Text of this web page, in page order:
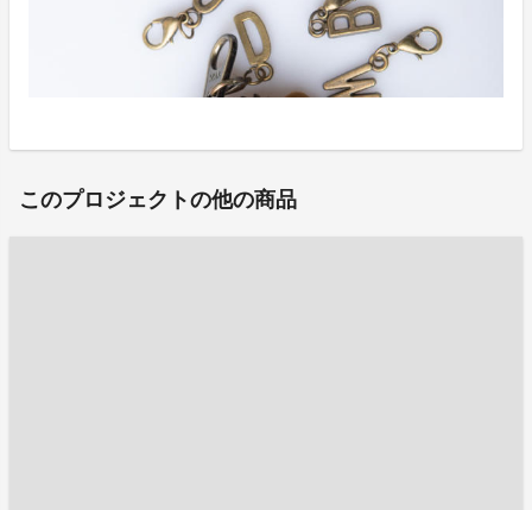
このプロジェクトの他の商品